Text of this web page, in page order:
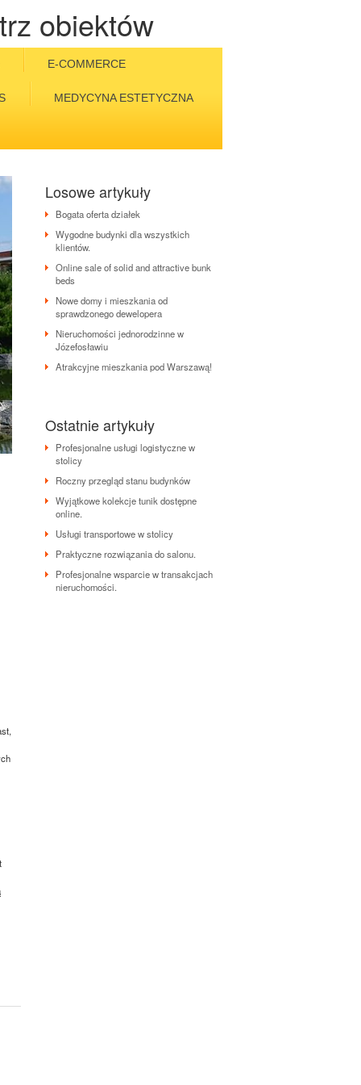
obiektów
E-COMMERCE
MEDYCYNA ESTETYCZNA
Losowe artykuły
Bogata oferta działek
Wygodne budynki dla wszystkich
klientów.
Online sale of solid and attractive bunk
beds
Nowe domy i mieszkania od
sprawdzonego dewelopera
Nieruchomości jednorodzinne w
Józefosławiu
Atrakcyjne mieszkania pod Warszawą!
Ostatnie artykuły
Profesjonalne usługi logistyczne w
stolicy
Roczny przegląd stanu budynków
Wyjątkowe kolekcje tunik dostępne
online.
Usługi transportowe w stolicy
Praktyczne rozwiązania do salonu.
Profesjonalne wsparcie w transakcjach
nieruchomości.